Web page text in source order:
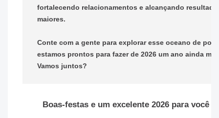
fortalecendo relacionamentos e alcançando
maiores.
Conte com a gente para explorar esse oceano de
estamos prontos para fazer de 2026 um ano ainda
Vamos juntos?
Boas-festas e um excelente 2026 para você